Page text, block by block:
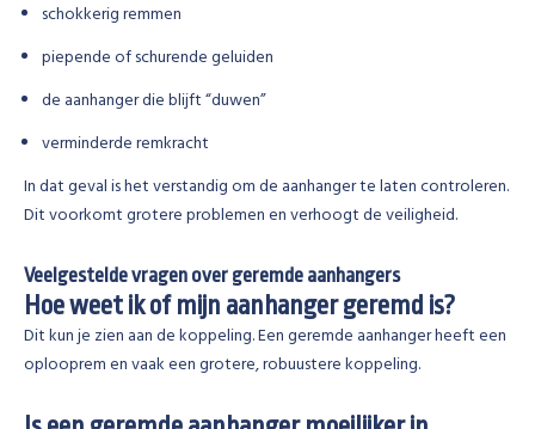
schokkerig remmen
piepende of schurende geluiden
de aanhanger die blijft “duwen”
verminderde remkracht
In dat geval is het verstandig om de aanhanger te laten controleren.
Dit voorkomt grotere problemen en verhoogt de veiligheid.
Veelgestelde vragen over geremde aanhangers
Hoe weet ik of mijn aanhanger geremd is?
Dit kun je zien aan de koppeling. Een geremde aanhanger heeft een
oplooprem en vaak een grotere, robuustere koppeling.